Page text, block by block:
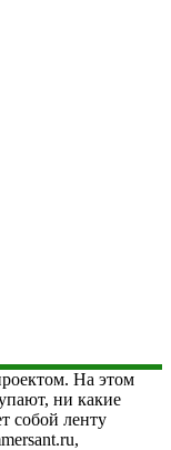
На этом
ни какие
собой ленту